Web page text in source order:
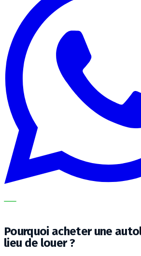
ÉTAPE ET LE TRADUISENT EN CHOIX
Pourquoi acheter une
lieu de louer ?